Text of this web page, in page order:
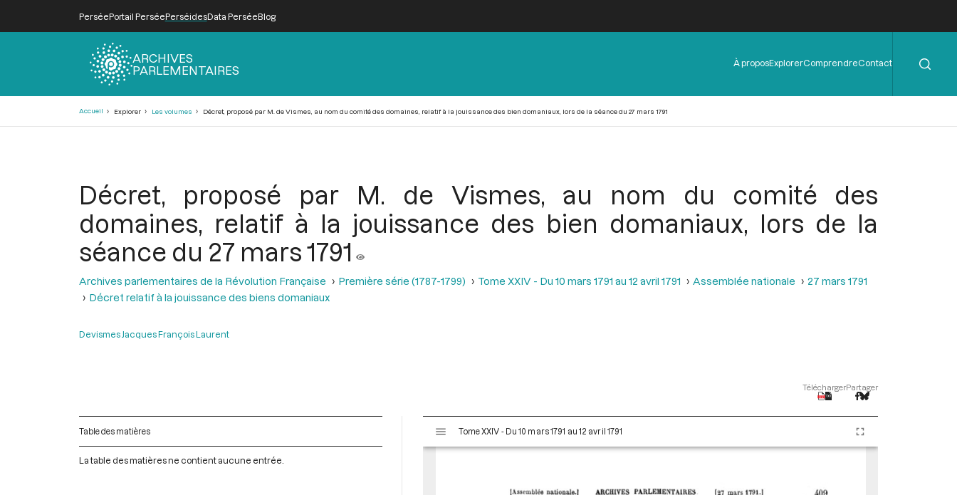
PerséePortail PerséePerséidesData PerséeBlog
ARCHIVES
PARLEMENTAIRES
Menu
de
À proposExplorerComprendreContact
Accueil Explorer Les volumes Décret, proposé par M. de Vismes, au nom du comité des domaines, relatif à la jouissance des bien domaniaux, lors de la séance du 27 mars 1791
Décret, proposé par M. de Vismes, au nom du comité des
domaines, relatif à la jouissance des bien domaniaux, lors de la
séance du 27 mars 1791
Archives parlementaires de la Révolution Française Première série (1787-1799) Tome XXIV - Du 10 mars 1791 au 12 avril 1791 Assemblée nationale
27 mars 1791
Décret relatif à la jouissance des biens domaniaux
Devismes Jacques François Laurent
TéléchargerPartager
Table des matières
La table des matières ne contient aucune entrée.
s
Tome XXIV - Du 10 mars 1791 au 12 avril 1791